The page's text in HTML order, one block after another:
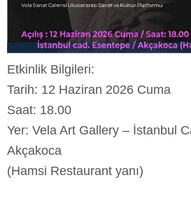
Etkinlik Bilgileri:
Tarih: 12 Haziran 2026 Cuma
Saat: 18.00
Yer: Vela Art Gallery – İstanbul
Akçakoca
(Hamsi Restaurant yanı)